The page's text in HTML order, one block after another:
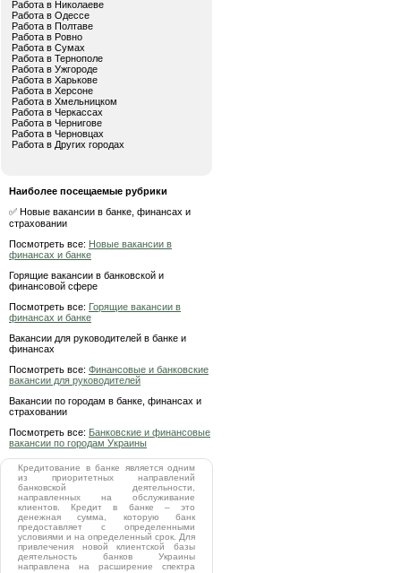
Работа в Николаеве
Работа в Одессе
Работа в Полтаве
Работа в Ровно
Работа в Сумах
Работа в Тернополе
Работа в Ужгороде
Работа в Харькове
Работа в Херсоне
Работа в Хмельницком
Работа в Черкассах
Работа в Чернигове
Работа в Черновцах
Работа в Других городах
Наиболее посещаемые рубрики
✅ Новые вакансии в банке, финансах и
страховании
Посмотреть все: Новые вакансии в
финансах и банке
Горящие вакансии в банковской и
финансовой сфере
Посмотреть все: Горящие вакансии в
финансах и банке
Вакансии для руководителей в банке и
финансах
Посмотреть все: Финансовые и банковские
вакансии для руководителей
Вакансии по городам в банке, финансах и
страховании
Посмотреть все: Банковские и финансовые
вакансии по городам Украины
Кредитование в банке является одним
из приоритетных направлений
банковской деятельности,
направленных на обслуживание
клиентов. Кредит в банке – это
денежная сумма, которую банк
предоставляет с определенными
условиями и на определенный срок. Для
привлечения новой клиентской базы
деятельность банков Украины
направлена на расширение спектра